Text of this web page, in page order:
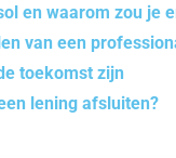
en waarom zou je
van een
toekomst zijn
lening afsluiten?